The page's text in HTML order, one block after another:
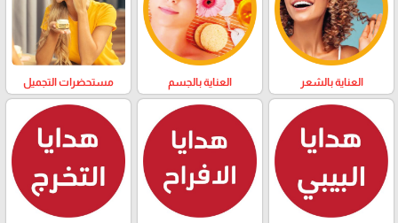
العناية بالشعر العناية بالجسم مستحضرات التجميل